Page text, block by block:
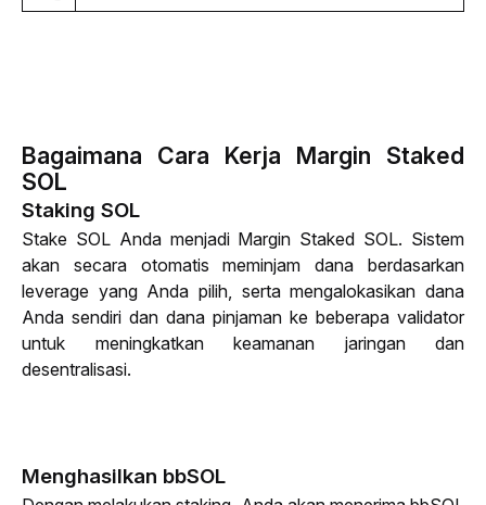
Bagaimana Cara Kerja Margin Staked
SOL
Staking SOL
Stake SOL Anda menjadi Margin Staked SOL. Sistem
leverage yang Anda pilih, serta mengalokasikan dana
Anda sendiri dan dana pinjaman ke beberapa validator
untuk meningkatkan keamanan jaringan dan
desentralisasi.
Menghasilkan bbSOL